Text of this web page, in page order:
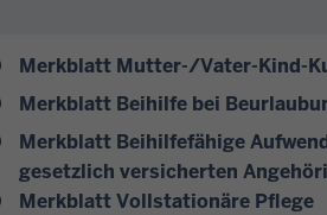
Merkblatt Mutter-/Vater-Kind-
Merkblatt Beihilfe bei
Merkblatt Beihilfefähige
gesetzlich versicherten
Merkblatt Vollstationäre Pflege